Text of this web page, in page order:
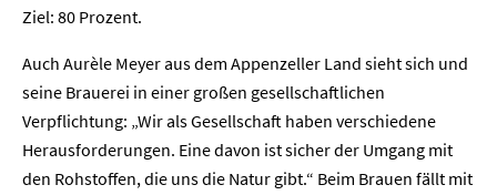
Ziel: 80 Prozent.
Auch Aurèle Meyer aus dem Appenzeller Land sieht sich und
seine Brauerei in einer großen gesellschaftlichen
Verpflichtung: „Wir als Gesellschaft haben verschiedene
Herausforderungen. Eine davon ist sicher der Umgang mit
den Rohstoffen, die uns die Natur gibt.“ Beim Brauen fällt mit